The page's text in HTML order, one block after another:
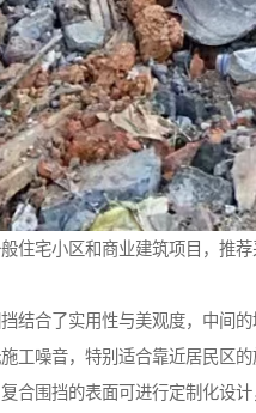
住宅小区和商业建筑项目，推荐
结合了实用性与美观度，中间
工噪音，特别适合靠近居民区的
复合围挡的表面可进行定制化设